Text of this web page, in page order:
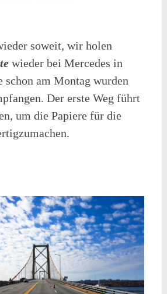
soweit, wir holen
wieder bei Mercedes in
am Montag wurden
Der erste Weg führt
um die Papiere für die